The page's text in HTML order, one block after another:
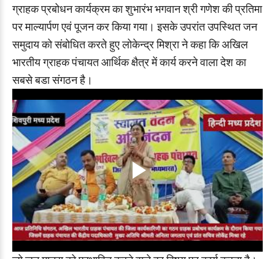
ग्राहक प्रबोधन कार्यक्रम का शुभारंभ भगवान श्री गणेश की प्रतिमा
पर माल्यार्पण एवं पूजन कर किया गया। इसके उपरांत उपस्थित जन
समुदाय को संबोधित करते हुए लोकेन्द्र मिश्रा ने कहा कि अखिल
भारतीय ग्राहक पंचायत आर्थिक क्षैत्र में कार्य करने वाला देश का
सबसे बडा संगठन है।